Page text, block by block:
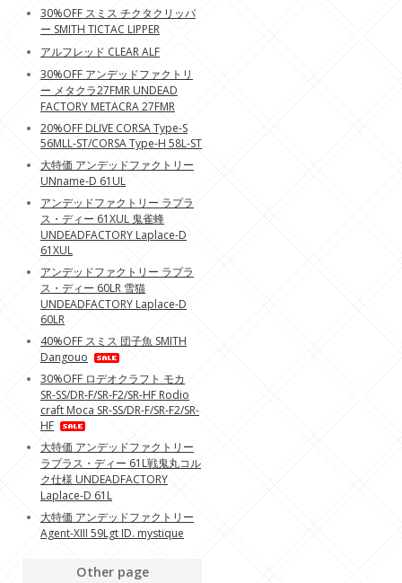
30%OFF スミス チクタクリッパ
ー SMITH TICTAC LIPPER
アルフレッド CLEAR ALF
30%OFF アンデッドファクトリ
ー メタクラ27FMR UNDEAD
FACTORY METACRA 27FMR
20%OFF DLIVE CORSA Type-S
56MLL-ST/CORSA Type-H 58L-ST
大特価 アンデッドファクトリー
UNname-D 61UL
アンデッドファクトリー ラプラ
ス・ディー 61XUL 鬼雀蜂
UNDEADFACTORY Laplace-D
61XUL
アンデッドファクトリー ラプラ
ス・ディー 60LR 雪猫
UNDEADFACTORY Laplace-D
60LR
40%OFF スミス 団子魚 SMITH
Dangouo
30%OFF ロデオクラフト モカ
SR-SS/DR-F/SR-F2/SR-HF Rodio
craft Moca SR-SS/DR-F/SR-F2/SR-
HF
大特価 アンデッドファクトリー
ラプラス・ディー 61L戦鬼丸コル
ク仕様 UNDEADFACTORY
Laplace-D 61L
大特価 アンデッドファクトリー
Agent-XIII 59Lgt ID. mystique
Other page